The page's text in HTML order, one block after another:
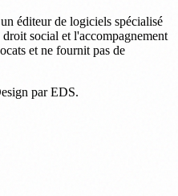
éditeur de logiciels spécialisé
social et l'accompagnement
et ne fournit pas de
par EDS.